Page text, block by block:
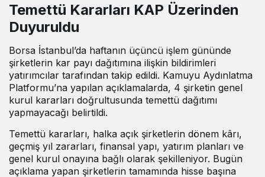
Temettü Kararları KAP Üzerinden
Duyuruldu
Borsa İstanbul’da haftanın üçüncü işlem gününde
şirketlerin kar payı dağıtımına ilişkin bildirimleri
yatırımcılar tarafından takip edildi. Kamuyu Aydınlatma
Platformu’na yapılan açıklamalarda, 4 şirketin genel
kurul kararları doğrultusunda temettü dağıtımı
yapmayacağı belirtildi.
Temettü kararları, halka açık şirketlerin dönem kârı,
geçmiş yıl zararları, finansal yapı, yatırım planları ve
genel kurul onayına bağlı olarak şekilleniyor. Bugün
açıklama yapan şirketlerin tamamında hisse başına